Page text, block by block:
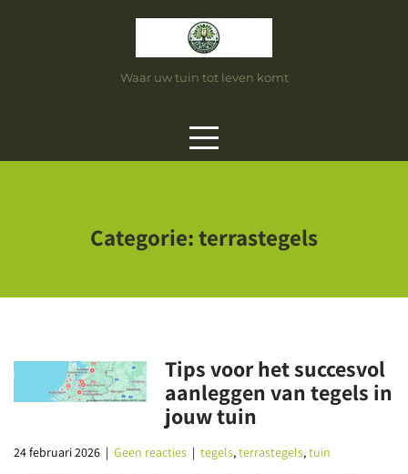
Waar uw tuin tot leven komt
Categorie:terrastegels
Tips voor het succesvol
aanleggen van tegels in
jouw tuin
24 februari 2026 | Geen reacties | tegels,terrastegels,tuin